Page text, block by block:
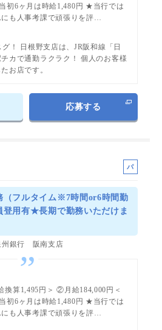
初6ヶ月は時給1,480円 ★当行では
にも人事考課で頑張りを評…
！ 日根野支店は、JR阪和線「日
カで通勤ラクラク！ 個人のお客様
お店です。
応募する
パ
ト
（フルタイム※7時間or6時間勤
用有★長期で勤務いただけま
州銀行 阪南支店
換算1,495円＞ ②月給184,000円＜
初6ヶ月は時給1,480円 ★当行では
にも人事考課で頑張りを評…